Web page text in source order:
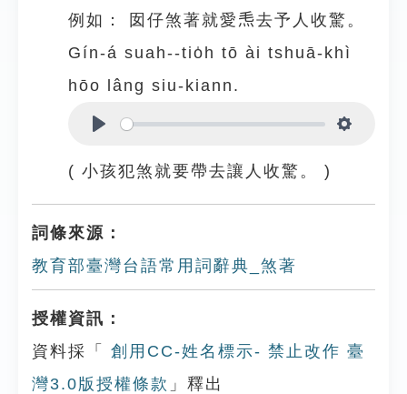
例如：
囡仔煞著就愛𤆬去予人收驚。
Gín-á suah--tio̍h tō ài tshuā-khì
hōo lâng siu-kiann.
( 小孩犯煞就要帶去讓人收驚。 )
詞條來源：
教育部臺灣台語常用詞辭典_煞著
授權資訊：
資料採「
創用CC-姓名標示- 禁止改作 臺
灣3.0版授權條款 」釋出